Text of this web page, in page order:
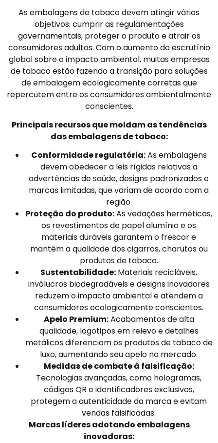
As embalagens de tabaco devem atingir vários
objetivos: cumprir as regulamentações
governamentais, proteger o produto e atrair os
consumidores adultos. Com o aumento do escrutínio
global sobre o impacto ambiental, muitas empresas
de tabaco estão fazendo a transição para soluções
de embalagem ecologicamente corretas que
repercutem entre os consumidores ambientalmente
conscientes.
Principais recursos que moldam as tendências
das embalagens de tabaco:
Conformidade regulatória:As embalagens
devem obedecer a leis rígidas relativas a
advertências de saúde, designs padronizados e
marcas limitadas, que variam de acordo com a
região.
Proteção do produto:As vedações herméticas,
os revestimentos de papel alumínio e os
materiais duráveis garantem o frescor e
mantêm a qualidade dos cigarros, charutos ou
produtos de tabaco.
Sustentabilidade: Materiais recicláveis,
invólucros biodegradáveis e designs inovadores
reduzem o impacto ambiental e atendem a
consumidores ecologicamente conscientes.
Apelo Premium:Acabamentos de alta
qualidade, logotipos em relevo e detalhes
metálicos diferenciam os produtos de tabaco de
luxo, aumentando seu apelo no mercado.
Medidas de combate à falsificação:
Tecnologias avançadas, como hologramas,
códigos QR e identificadores exclusivos,
protegem a autenticidade da marca e evitam
vendas falsificadas.
Marcas líderes adotando embalagens
inovadoras: